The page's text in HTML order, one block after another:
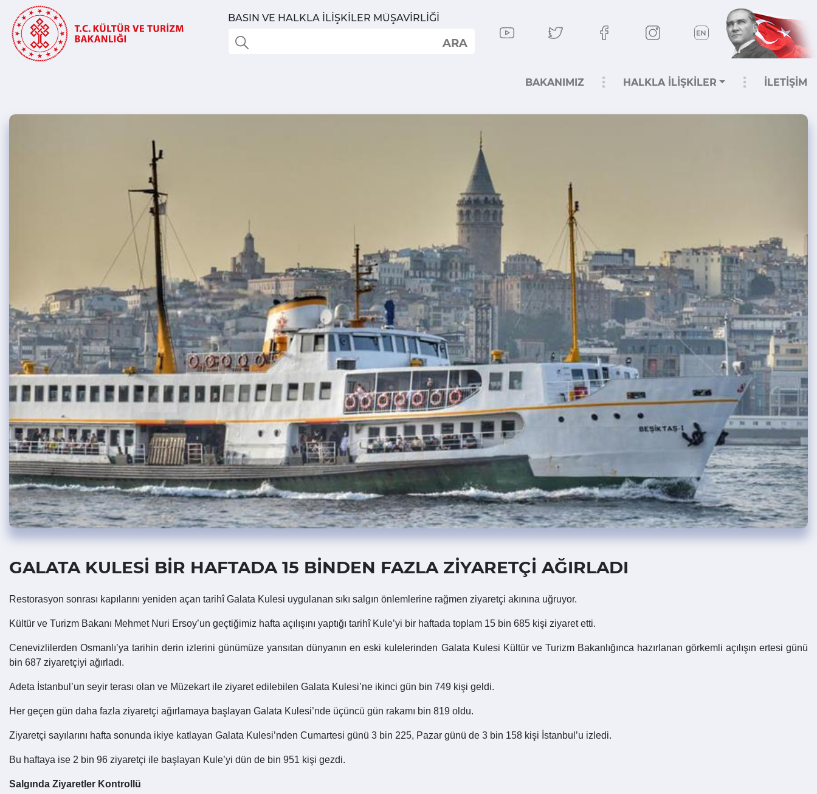
BASIN VE HALKLA İLİŞKİLER MÜŞAVİRLİĞİ
ARA
BAKANIMIZ HALKLA İLİŞKİLER İLETİŞİM
GALATA KULESİ BİR HAFTADA 15 BİNDEN FAZLA ZİYARETÇİ AĞIRLADI
Restorasyon sonrası kapılarını yeniden açan tarihî Galata Kulesi uygulanan sıkı salgın önlemlerine rağmen ziyaretçi akınına uğruyor.
Kültür ve Turizm Bakanı Mehmet Nuri Ersoy’un geçtiğimiz hafta açılışını yaptığı tarihî Kule’yi bir haftada toplam 15 bin 685 kişi ziyaret etti.
Cenevizlilerden Osmanlı’ya tarihin derin izlerini günümüze yansıtan dünyanın en eski kulelerinden Galata Kulesi Kültür ve Turizm Bakanlığınca hazırlanan görkemli açılışın ertesi günü
bin 687 ziyaretçiyi ağırladı.
Adeta İstanbul’un seyir terası olan ve Müzekart ile ziyaret edilebilen Galata Kulesi’ne ikinci gün bin 749 kişi geldi.
Her geçen gün daha fazla ziyaretçi ağırlamaya başlayan Galata Kulesi’nde üçüncü gün rakamı bin 819 oldu.
Ziyaretçi sayılarını hafta sonunda ikiye katlayan Galata Kulesi’nden Cumartesi günü 3 bin 225, Pazar günü de 3 bin 158 kişi İstanbul’u izledi.
Bu haftaya ise 2 bin 96 ziyaretçi ile başlayan Kule’yi dün de bin 951 kişi gezdi.
Salgında Ziyaretler Kontrollü